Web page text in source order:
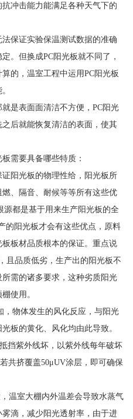
冲击能力能满足各种天气下的
保证实验保温测试数据的准确
。但换成PC阳光板就不同了，
的，温室工程中运用PC阳光板
是表面面清洁不方便，PC阳光
后就能恢复清洁的表面，使其
需要具备哪些特质：
阳光板的物理性给，阳光板所
、隔音、耐候等等所有这些优
源都是基于用来生产阳光板的全
的阳光板才会有这些优点，原料
板材品质根本的保证。重点说
且品质低劣，生产出的阳光板不
需的诸多要求，这种劣质阳光
使用。
，物体发生的风化反应，与阳光
板的黄化、风化均由此导致。
挡紫外线坏，以紫外线每年破坏
共挤覆盖50μUV涂层，即可确保
温室大棚内外温差会导致水蒸气
滴，减少阳光透射率，由于进